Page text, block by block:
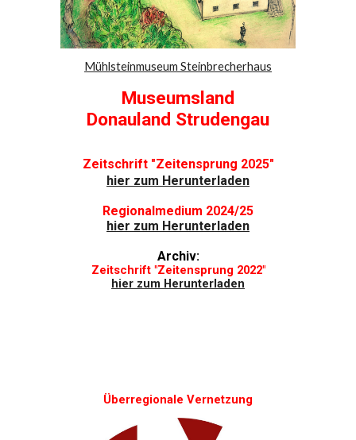
Mühlsteinmuseum Steinbrecherhaus
Museumsland
Donauland Strudengau
Zeitschrift "Zeitensprung 2025"
hier zum Herunterladen
Regionalmedium 2024/25
hier zum H erunterladen
Archiv:
Zeitschrift "Zeitensprung 2022"
hier zum Herunterladen
Überregionale Vernetzung